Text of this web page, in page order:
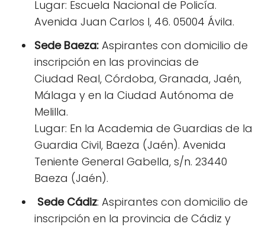
Lugar: Escuela Nacional de Policía.
Avenida Juan Carlos I, 46. 05004 Ávila.
Sede Baeza: Aspirantes con domicilio de
inscripción en las provincias de
Ciudad Real, Córdoba, Granada, Jaén,
Málaga y en la Ciudad Autónoma de
Melilla.
Lugar: En la Academia de Guardias de la
Guardia Civil, Baeza (Jaén). Avenida
Teniente General Gabella, s/n. 23440
Baeza (Jaén).
Sede Cádiz: Aspirantes con domicilio de
inscripción en la provincia de Cádiz y